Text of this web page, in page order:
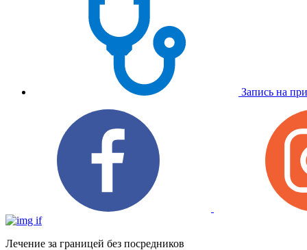
Запись на
Лечение за границей без посредников